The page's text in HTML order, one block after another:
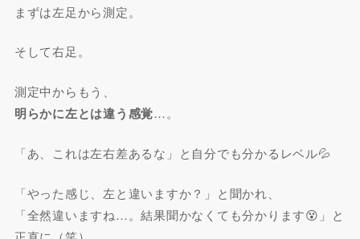
まずは左足から測定。
そして右足。
測定中からもう、
明らかに左とは違う感覚…。
「あ、これは左右差あるな」と自分でも分かるレベル💦
「やった感じ、左と違いますか？」と聞かれ、
「全然違いますね…。結果聞かなくても分かります😵」と